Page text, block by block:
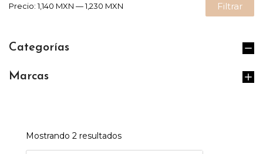
Filtrar
Precio:1,140 MXN —1,230 MXN
Categorías
Marcas
Mostrando 2 resultados